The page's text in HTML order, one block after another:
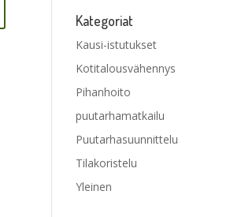
Kategoriat
Kausi-istutukset
Kotitalousvähennys
Pihanhoito
puutarhamatkailu
Puutarhasuunnittelu
Tilakoristelu
Yleinen